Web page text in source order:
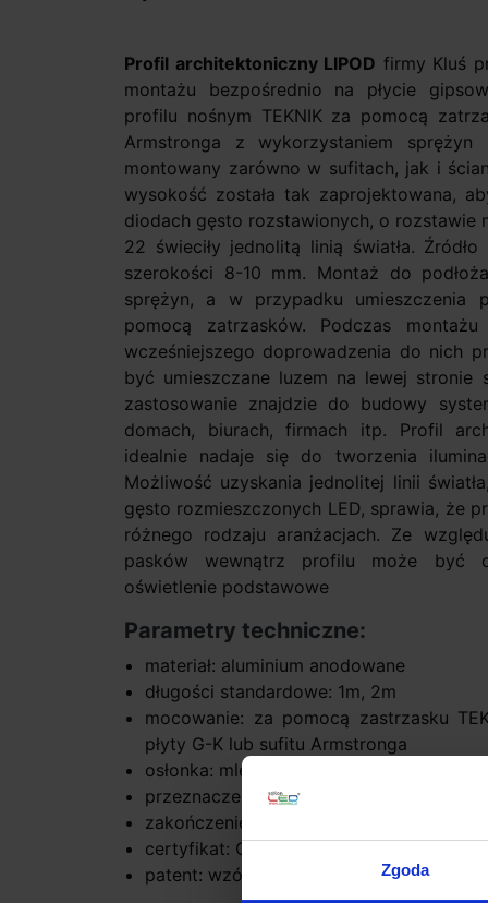
Zgoda
Profil architektoniczny LIPOD firmy Kluś
montażu bezpośrednio na płycie
profilu nośnym TEKNIK za pomocą
Armstronga z wykorzystaniem
montowany zarówno w sufitach, jak i
wysokość została tak zaprojektowana,
diodach gęsto rozstawionych, o rozstawie
22 świeciły jednolitą linią światła.
szerokości 8-10 mm. Montaż do
sprężyn, a w przypadku umieszczenia
pomocą zatrzasków. Podczas
wcześniejszego doprowadzenia do nich
być umieszczane luzem na lewej
zastosowanie znajdzie do budowy
domach, biurach, firmach itp. Profil
idealnie nadaje się do tworzenia
Możliwość uzyskania jednolitej linii
gęsto rozmieszczonych LED, sprawia, że
różnego rodzaju aranżacjach. Ze
pasków wewnątrz profilu może być
oświetlenie podstawowe
Parametry techniczne:
materiał: aluminium anodowane
długości standardowe: 1m, 2m
mocowanie: za pomocą zastrzasku
płyty G-K lub sufitu Armstronga
osłonka: mleczna lub przeźroczysta w
przeznaczenie: 1 lub 2 paski LED o max
zakończenie profilu: zaślepka Lipod z
certyfikat: CE
patent: wzór chroniony